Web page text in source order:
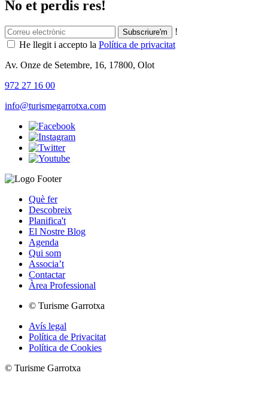
No et perdis res!
!
He llegit i accepto la Política de privacitat
Av. Onze de Setembre, 16, 17800, Olot
972 27 16 00
info@turismegarrotxa.com
Què fer
Descobreix
Planifica't
El Nostre Blog
Agenda
Qui som
Associa’t
Contactar
Àrea Professional
© Turisme Garrotxa
Avís legal
Política de Privacitat
Política de Cookies
© Turisme Garrotxa